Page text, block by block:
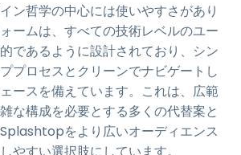
ン哲学の中心には使いやすさがあり
ームは、すべての技術レベルのユー
であるように設計されており、シン
プロセスとクリーンでナビゲートし
ースを備えています。これは、広範
な構成を必要とする多くの代替案と
をより広いオーディエンス
やすい選択肢にしています。